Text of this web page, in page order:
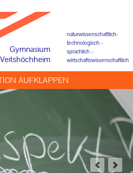
Gymnasium
Veitshöchheim
naturwissenschaftlich-
technologisch –
sprachlich –
wirtschaftswissenschaftlich
AUFKLAPPEN